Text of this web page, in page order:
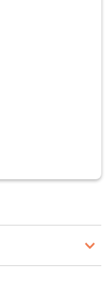
psiquiatra,